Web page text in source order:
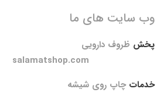
وب سایت های ما
پخش ظروف دارویی
salamatshop.com
خدمات چاپ روی شیشه